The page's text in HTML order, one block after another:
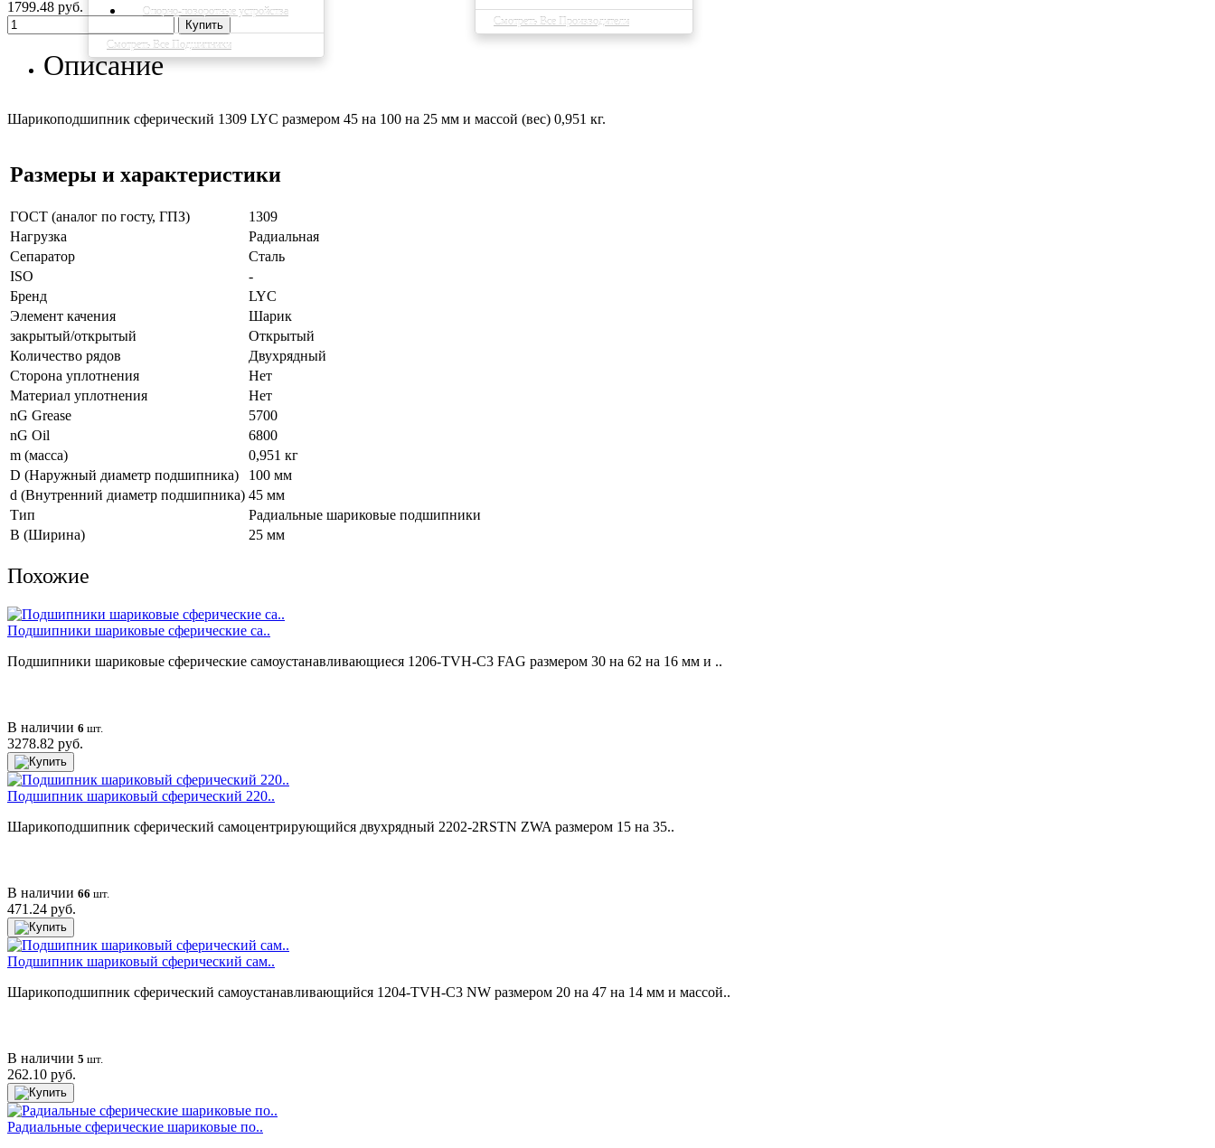
Опорно-поворотные устройства
Смотреть Все Подшипники
Смотреть Все Производители
1799.48 руб.
Купить
Описание
Шарикоподшипник сферический 1309 LYC размером 45 на 100 на 25 мм и массой (вес) 0,951 кг.
Размеры и характеристики
ГОСТ (аналог по госту, ГПЗ)
1309
Нагрузка
Радиальная
Сепаратор
Сталь
ISO
-
Бренд
LYC
Элемент качения
Шарик
закрытый/открытый
Открытый
Количество рядов
Двухрядный
Сторона уплотнения
Нет
Материал уплотнения
Нет
nG Grease
5700
nG Oil
6800
m (масса)
0,951 кг
D (Наружный диаметр подшипника)
100 мм
d (Внутренний диаметр подшипника) 45 мм
Тип
Радиальные шариковые подшипники
B (Ширина)
25 мм
Похожие
Подшипники шариковые сферические са..
Подшипники шариковые сферические самоустанавливающиеся 1206-TVH-C3 FAG размером 30 на 62 на 16 мм и ..
В наличии 6 шт.
3278.82 руб.
Подшипник шариковый сферический 220..
Шарикоподшипник сферический самоцентрирующийся двухрядный 2202-2RSTN ZWA размером 15 на 35..
В наличии 66 шт.
471.24 руб.
Подшипник шариковый сферический сам..
Шарикоподшипник сферический самоустанавливающийся 1204-TVH-C3 NW размером 20 на 47 на 14 мм и массой..
В наличии 5 шт.
262.10 руб.
Радиальные сферические шариковые по..